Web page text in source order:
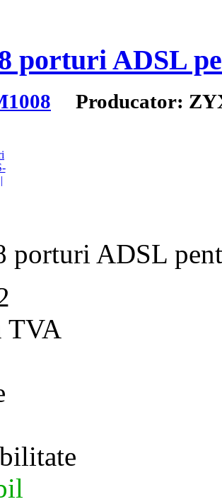
porturi ADSL
Producator:
porturi ADSL
TVA